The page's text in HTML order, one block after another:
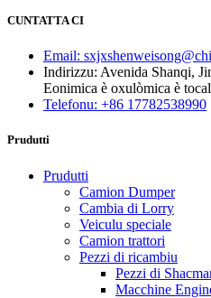
CUNTATTA CI
Email:
Indirizzu: Avenida Shanqi,
Eonimica è oxulòmica è
Telefonu: +86 17782538990
Prudutti
Prudutti
Camion Dumper
Cambia di Lorry
Veiculu speciale
Camion trattori
Pezzi di ricambiu
Pezzi di
Macchine